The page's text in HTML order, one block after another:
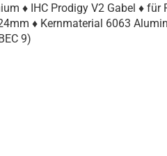
♦ IHC Prodigy V2 Gabel ♦
♦ Kernmaterial 6063
9)